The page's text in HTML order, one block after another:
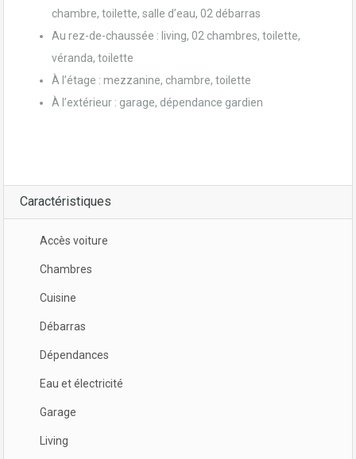
chambre, toilette, salle d’eau, 02 débarras
Au rez-de-chaussée : living, 02 chambres, toilette,
véranda, toilette
À l’étage : mezzanine, chambre, toilette
À l’extérieur : garage, dépendance gardien
Caractéristiques
Accès voiture
Chambres
Cuisine
Débarras
Dépendances
Eau et électricité
Garage
Living